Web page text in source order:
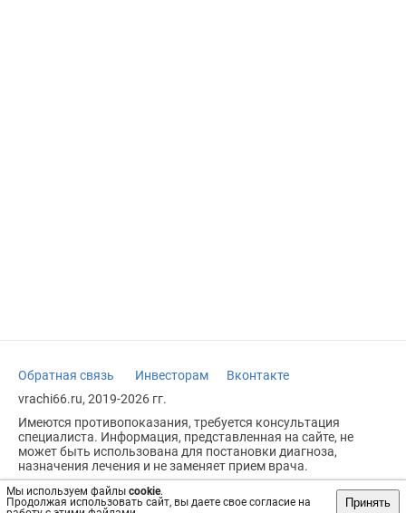
Мы используем файлы cookie.
Продолжая использовать сайт, вы даете свое согласие на
Принять
Обратная связь Инвесторам
Вконтакте
vrachi66.ru, 2019-2026 гг.
Имеются противопоказания, требуется консультация
специалиста. Информация, представленная на сайте, не
может быть использована для постановки диагноза,
назначения лечения и не заменяет прием врача.
Возрастное ограничение: 18+